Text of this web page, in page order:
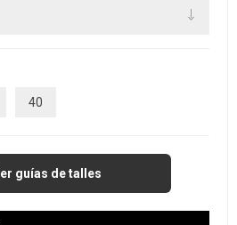
40
guías de talles